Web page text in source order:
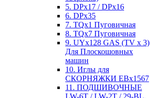
5. DPx17 / DPx16
6. DPx35
7. TQx1 Пуговичная
8. TQx7 Пуговичная
9. UYx128 GAS (TV x 3)
Для Плоскошовных
машин
10. Иглы для
СКОРНЯЖКИ EBx1567
11. ПОДШИВОЧНЫЕ
LW-6T / LW-2T / 29-BL,